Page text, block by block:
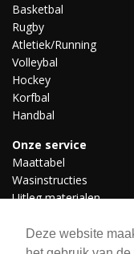
Deze website
Basketbal
Rugby
Atletiek/Running
Volleybal
Hockey
Korfbal
Handbal
Onze service
Maattabel
Wasinstructies
Uitleg materialen
Downloads